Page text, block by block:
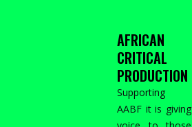
AFRICAN
CRITICAL
PRODUCTION
Supporting
AABF it is giving